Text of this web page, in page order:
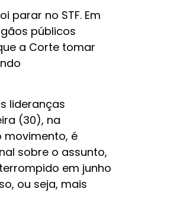
parar no STF. Em
públicos
a Corte tomar
lideranças
(30), na
movimento, é
sobre o assunto,
em junho
ou seja, mais